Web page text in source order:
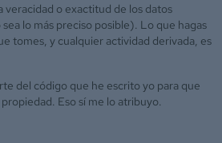
veracidad o exactitud de los datos
lo más preciso posible). Lo que hagas
tomes, y cualquier actividad derivada, es
del código que he escrito yo para que
Eso sí me lo atribuyo.